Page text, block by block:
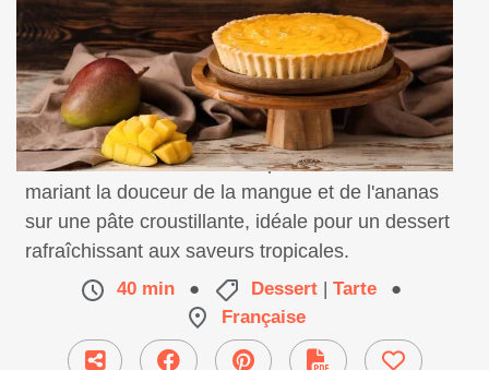
Découvrez notre tarte exotique, un délice fruité
mariant la douceur de la mangue et de l'ananas
sur une pâte croustillante, idéale pour un dessert
rafraîchissant aux saveurs tropicales.
40 min ● Dessert | Tarte
●
Française